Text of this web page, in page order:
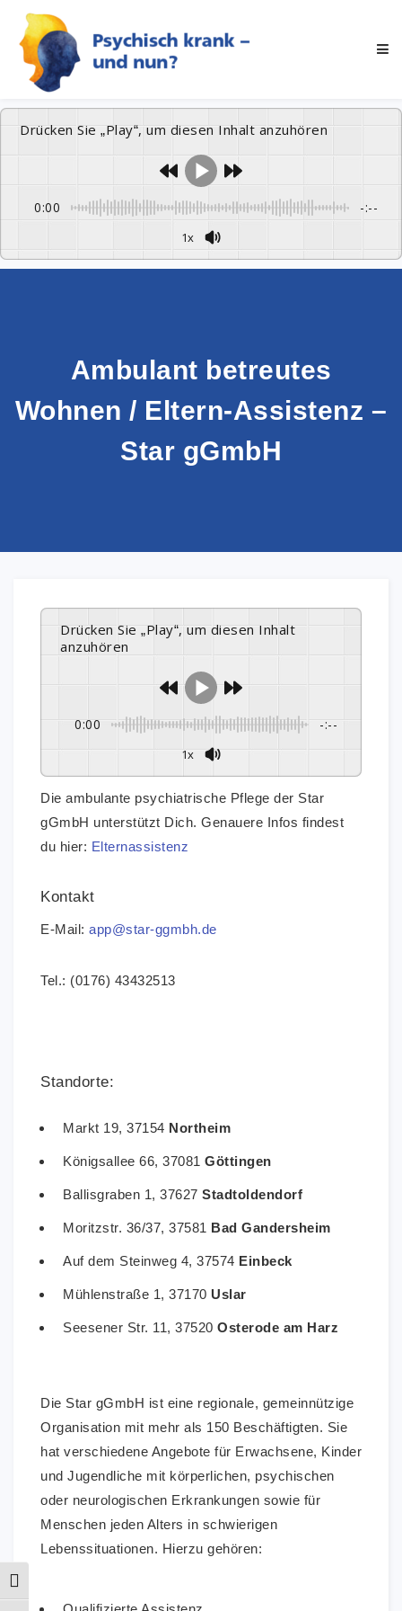
Umschalten auf hohe Kontraste
Drücken Sie „Play“, um diesen Inhalt anzuhören
0:00 -:--
1x
Ambulant betreutes
Wohnen / Eltern-Assistenz –
Star gGmbH
Drücken Sie „Play“, um diesen Inhalt
anzuhören
0:00 -:--
1x
Die ambulante psychiatrische Pflege der Star
gGmbH unterstützt Dich. Genauere Infos findest
du hier: Elternassistenz
Kontakt
E-Mail: app@star-ggmbh.de
Tel.: (0176) 43432513
Standorte:
Markt 19, 37154 Northeim
Königsallee 66, 37081 Göttingen
Ballisgraben 1, 37627 Stadtoldendorf
Moritzstr. 36/37, 37581 Bad Gandersheim
Auf dem Steinweg 4, 37574 Einbeck
Mühlenstraße 1, 37170 Uslar
Seesener Str. 11, 37520 Osterode am Harz
Die Star gGmbH ist eine regionale, gemeinnützige
Organisation mit mehr als 150 Beschäftigten. Sie
hat verschiedene Angebote für Erwachsene, Kinder
und Jugendliche mit körperlichen, psychischen
oder neurologischen Erkrankungen sowie für
Menschen jeden Alters in schwierigen
Lebenssituationen. Hierzu gehören: